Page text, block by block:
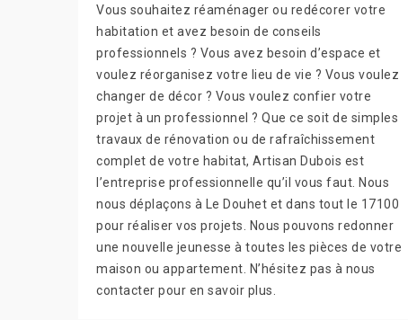
Vous souhaitez réaménager ou redécorer votre
habitation et avez besoin de conseils
professionnels ? Vous avez besoin d’espace et
voulez réorganisez votre lieu de vie ? Vous voulez
changer de décor ? Vous voulez confier votre
projet à un professionnel ? Que ce soit de simples
travaux de rénovation ou de rafraîchissement
complet de votre habitat, Artisan Dubois est
l’entreprise professionnelle qu’il vous faut. Nous
nous déplaçons à Le Douhet et dans tout le 17100
pour réaliser vos projets. Nous pouvons redonner
une nouvelle jeunesse à toutes les pièces de votre
maison ou appartement. N’hésitez pas à nous
contacter pour en savoir plus.